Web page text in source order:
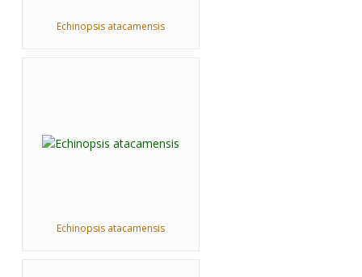
Echinopsis atacamensis
Echinopsis atacamensis